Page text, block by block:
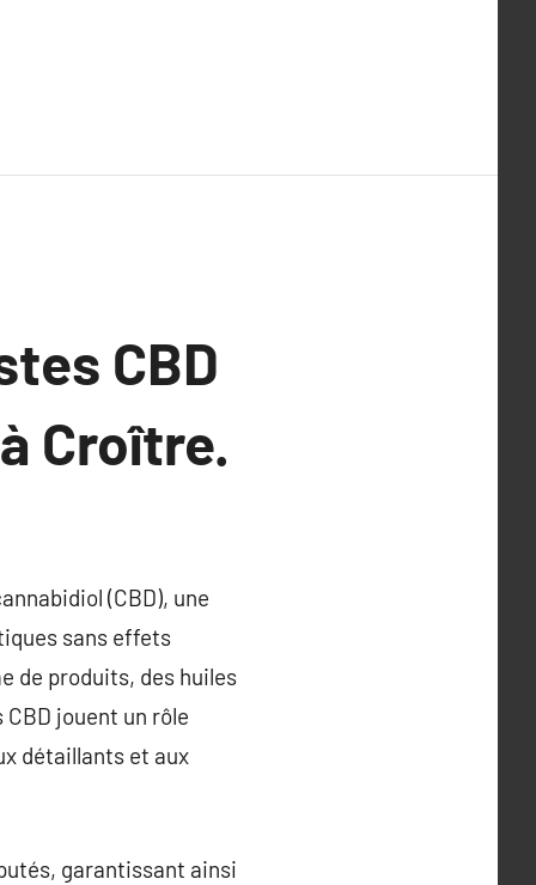
CBD
Croître.
(CBD), une
sans effets
de produits, des huiles
jouent un rôle
détaillants et aux
garantissant ainsi